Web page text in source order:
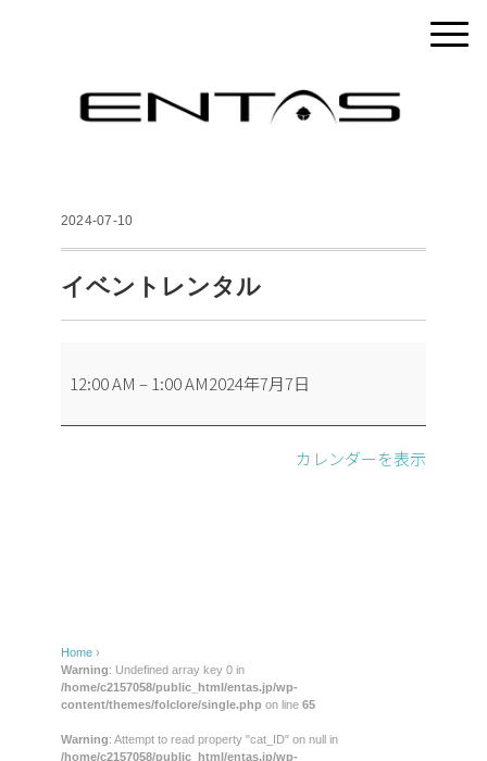
2024-07-10
イベントレンタル
ベ
ン
12:00 AM – 1:00 AM2024年7月7日
カレンダーを表示
Home ›
Warning: Undefined array key 0 in
/home/c2157058/public_html/entas.jp/wp-
content/themes/folclore/single.php on line 65
Warning: Attempt to read property "cat_ID" on null in
/home/c2157058/public_html/entas.jp/wp-